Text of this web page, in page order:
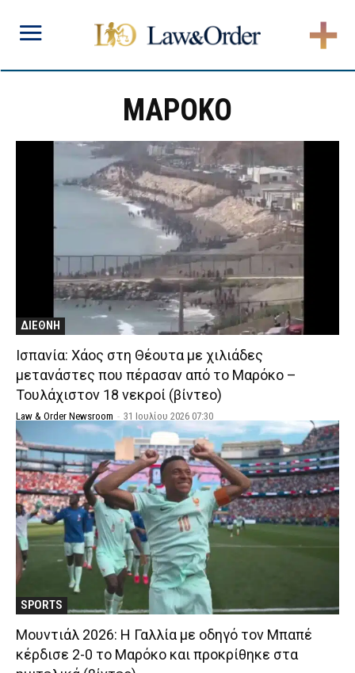
ΜΑΡΟΚΟ
ΔΙΕΘΝΗ
Ισπανία: Χάος στη Θέουτα με χιλιάδες
μετανάστες που πέρασαν από το Μαρόκο –
Τουλάχιστον 18 νεκροί (βίντεο)
Law & Order Newsroom - 31 Ιουλίου 2026 07:30
SPORTS
Μουντιάλ 2026: Η Γαλλία με οδηγό τον Μπαπέ
κέρδισε 2-0 το Μαρόκο και προκρίθηκε στα